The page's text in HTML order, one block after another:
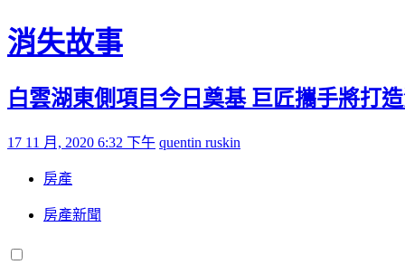
Skip to content
消失故事
白雲湖東側項目今日奠基 巨匠攜手將打造
Posted on
17 11 月, 2020 6:32 下午 by
quentin ruskin
房產
房產新聞